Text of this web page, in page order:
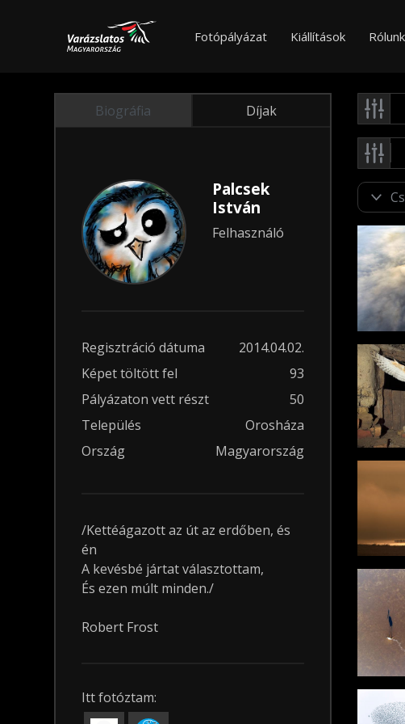
Fotópályázat Kiállítások Rólunk
Biográfia Díjak
Palcsek
István
Felhasználó
Regisztráció dátuma
2014.04.02.
Képet töltött fel
93
Pályázaton vett részt
50
Település
Orosháza
Ország
Magyarország
/Kettéágazott az út az erdőben, és
én
A kevésbé jártat választottam,
És ezen múlt minden./
Robert Frost
Itt fotóztam: